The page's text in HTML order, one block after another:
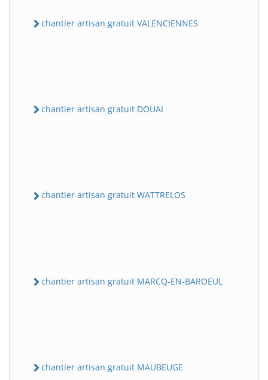
chantier artisan gratuit VALENCIENNES
chantier artisan gratuit DOUAI
chantier artisan gratuit WATTRELOS
chantier artisan gratuit MARCQ-EN-BAROEUL
chantier artisan gratuit MAUBEUGE